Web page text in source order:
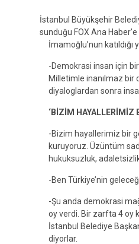
İstanbul Büyükşehir
sunduğu FOX Ana Haber’e
İmamoğlu’nun
-Demokrasi insan için
Milletimle inanılmaz bir
diyaloglardan sonra
‘BİZİM HAYALLERİMİZ
-Bizim hayallerimiz bir
kuruyoruz. Üzüntüm
hukuksuzluk,
-Ben Türkiye’nin
-Şu anda demokrasi
oy verdi. Bir zarfta 4 oy
İstanbul Belediye
diyorlar.